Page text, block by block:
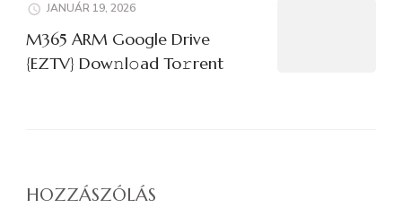
JANUÁR 19, 2026
M365 ARM Google Drive
{EZTV} Dow𝚗l𝚘ad To𝚛rent
HOZZÁSZÓLÁS